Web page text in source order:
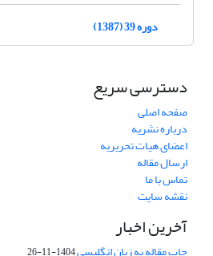
دوره 39 (1387)
دسترسی سریع
صفحه اصلی
درباره نشریه
اعضای هیات تحریریه
ارسال مقاله
تماس با ما
نقشه سایت
آخرین اخبار
چاپ مقاله به زبان انگلیسی1404-11-26